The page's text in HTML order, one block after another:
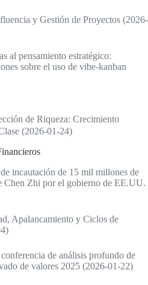
y Gestión de Proyectos (2026-
al pensamiento estratégico:
sobre el uso de vibe-kanban
de Riqueza: Crecimiento
(2026-01-24)
incautación de 15 mil millones de
Chen Zhi por el gobierno de EE.UU.
Apalancamiento y Ciclos de
de análisis profundo de
de valores 2025 (2026-01-22)